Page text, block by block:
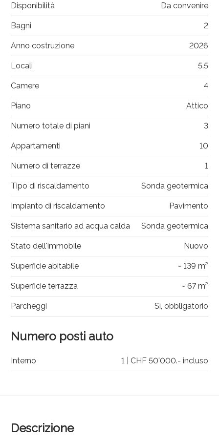
Descrizione
Disponibilità Da convenire
Bagni 2
Anno costruzione 2026
Locali 5.5
Camere 4
Piano Attico
Numero totale di piani 3
Appartamenti 10
Numero di terrazze 1
Tipo di riscaldamento Sonda geotermica
Impianto di riscaldamento Pavimento
Sistema sanitario ad acqua calda Sonda geotermica
Stato dell'immobile Nuovo
Superficie abitabile ~ 139 m²
Superficie terrazza ~ 67 m²
Parcheggi Sì, obbligatorio
Numero posti auto
Interno 1 | CHF 50'000.- incluso